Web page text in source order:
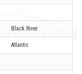
Black River
Atlantic